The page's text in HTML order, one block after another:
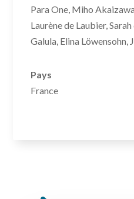
Para One, Miho
Laurène de Laubier,
Galula, Elina Löwensohn,
Pays
France